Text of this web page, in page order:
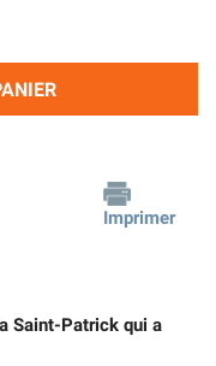
Imprimer
Saint-Patrick qui a